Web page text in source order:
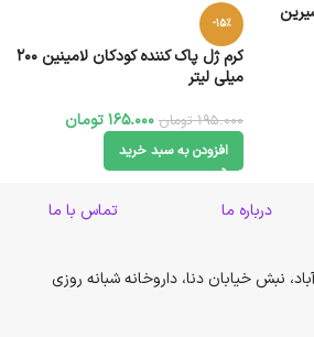
-15%
کرم ژل پاک کننده کودکان لامینین 200
میلی لیتر
195.000 تومان 165.000تومان
افزودن به سبد خرید
درباره ما تماس با ما
نبش خیابان دنا، داروخانه شبانه روزی